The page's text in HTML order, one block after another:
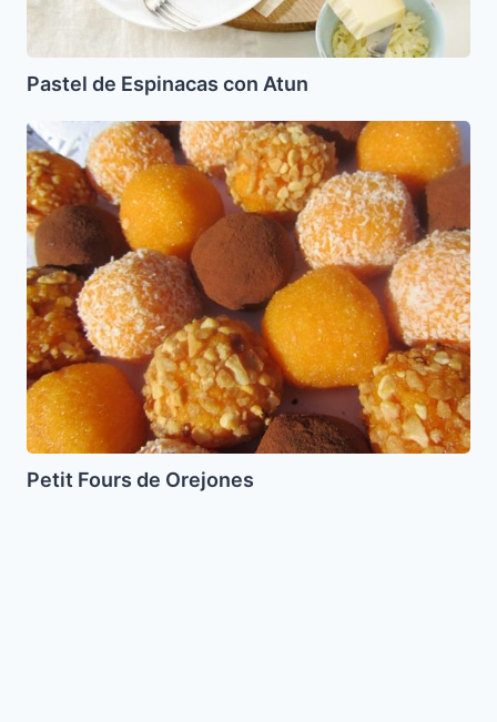
Pastel de Espinacas con Atun
Petit
Fours
de
Orejones
Petit Fours de Orejones